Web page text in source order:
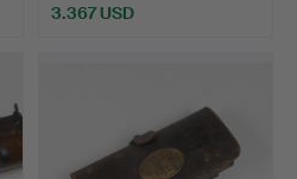
3.367 USD